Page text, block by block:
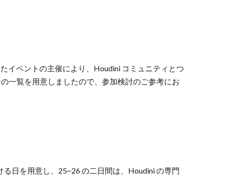
イベントの主催により、Houdini コミュニティとつ
一覧を用意しましたので、参加検討のご参考にお
日を用意し、25~26 の二日間は、Houdini の専門